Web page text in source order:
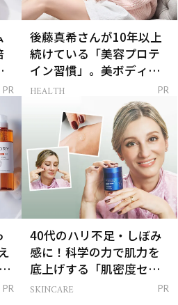
PR
後藤真希さんが10年以上
続けている「美容プロテ
イン習慣」。美ボディを
支える朝ルーティンと
HEALTH PR
PR
40代のハリ不足・しぼみ
感に！科学の力で肌力を
底上げする「肌密度セラ
ム」
SKINCARE PR